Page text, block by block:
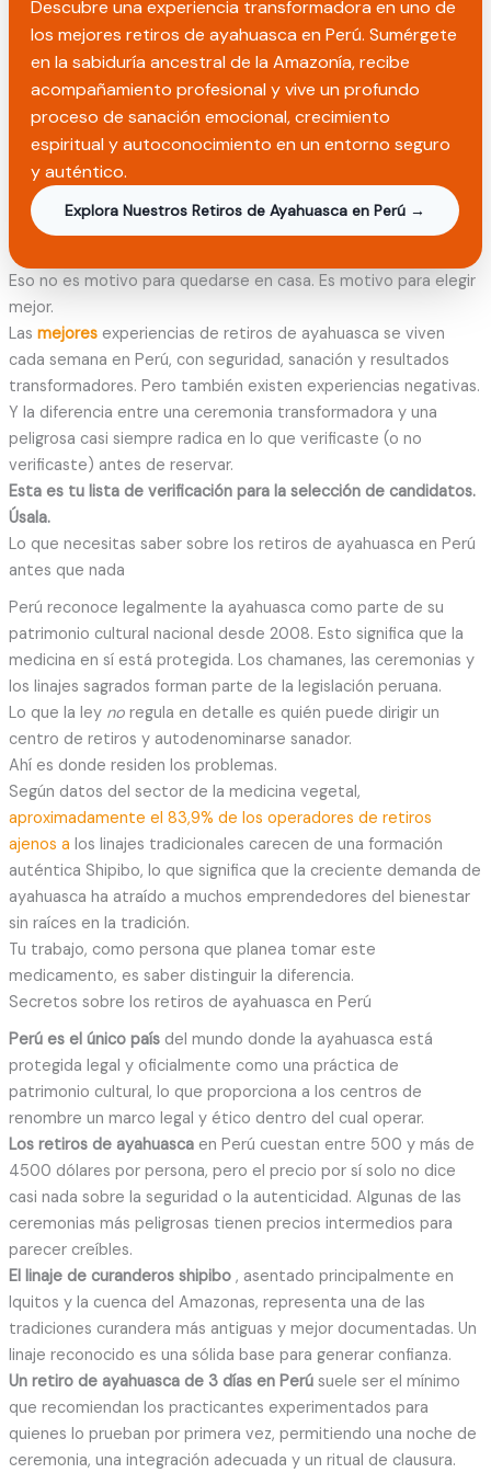
Descubre una experiencia transformadora en uno de
los mejores retiros de ayahuasca en Perú. Sumérgete
en la sabiduría ancestral de la Amazonía, recibe
acompañamiento profesional y vive un profundo
proceso de sanación emocional, crecimiento
espiritual y autoconocimiento en un entorno seguro
y auténtico.
Explora Nuestros Retiros de Ayahuasca en Perú →
Eso no es motivo para quedarse en casa. Es motivo para elegir
mejor.
Las mejores experiencias de retiros de ayahuasca se viven
cada semana en Perú, con seguridad, sanación y resultados
transformadores. Pero también existen experiencias negativas.
Y la diferencia entre una ceremonia transformadora y una
peligrosa casi siempre radica en lo que verificaste (o no
verificaste) antes de reservar.
Esta es tu lista de verificación para la selección de candidatos.
Úsala.
Lo que necesitas saber sobre los retiros de ayahuasca en Perú
antes que nada
Perú reconoce legalmente la ayahuasca como parte de su
patrimonio cultural nacional desde 2008. Esto significa que la
medicina en sí está protegida. Los chamanes, las ceremonias y
los linajes sagrados forman parte de la legislación peruana.
Lo que la ley no regula en detalle es quién puede dirigir un
centro de retiros y autodenominarse sanador.
Ahí es donde residen los problemas.
Según datos del sector de la medicina vegetal,
aproximadamente el 83,9% de los operadores de retiros
ajenos a los linajes tradicionales carecen de una formación
auténtica Shipibo, lo que significa que la creciente demanda de
ayahuasca ha atraído a muchos emprendedores del bienestar
sin raíces en la tradición.
Tu trabajo, como persona que planea tomar este
medicamento, es saber distinguir la diferencia.
Secretos sobre los retiros de ayahuasca en Perú
Perú es el único país del mundo donde la ayahuasca está
protegida legal y oficialmente como una práctica de
patrimonio cultural, lo que proporciona a los centros de
renombre un marco legal y ético dentro del cual operar.
Los retiros de ayahuasca en Perú cuestan entre 500 y más de
4500 dólares por persona, pero el precio por sí solo no dice
casi nada sobre la seguridad o la autenticidad. Algunas de las
ceremonias más peligrosas tienen precios intermedios para
parecer creíbles.
El linaje de curanderos shipibo , asentado principalmente en
Iquitos y la cuenca del Amazonas, representa una de las
tradiciones curandera más antiguas y mejor documentadas. Un
linaje reconocido es una sólida base para generar confianza.
Un retiro de ayahuasca de 3 días en Perú suele ser el mínimo
que recomiendan los practicantes experimentados para
quienes lo prueban por primera vez, permitiendo una noche de
ceremonia, una integración adecuada y un ritual de clausura.